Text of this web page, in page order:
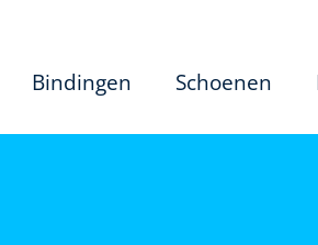
Bindingen Schoenen